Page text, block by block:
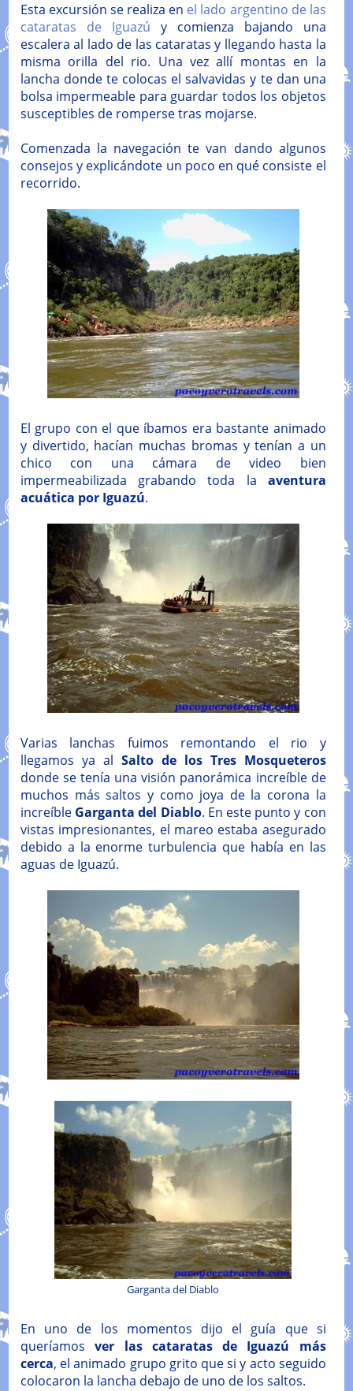
Esta excursión se realiza en el lado argentino de las
cataratas de Iguazú y comienza bajando una
escalera al lado de las cataratas y llegando hasta la
misma orilla del rio. Una vez allí montas en la
lancha donde te colocas el salvavidas y te dan una
bolsa impermeable para guardar todos los objetos
susceptibles de romperse tras mojarse.
Comenzada la navegación te van dando algunos
consejos y explicándote un poco en qué consiste el
recorrido.
El grupo con el que íbamos era bastante animado
y divertido, hacían muchas bromas y tenían a un
chico con una cámara de video bien
impermeabilizada grabando toda la aventura
acuática por Iguazú.
Varias lanchas fuimos remontando el rio y
llegamos ya al Salto de los Tres Mosqueteros
donde se tenía una visión panorámica increíble de
muchos más saltos y como joya de la corona la
increíble Garganta del Diablo. En este punto y con
vistas impresionantes, el mareo estaba asegurado
debido a la enorme turbulencia que había en las
aguas de Iguazú.
Garganta del Diablo
En uno de los momentos dijo el guía que si
queríamosver las cataratas de Iguazú más
cerca, el animado grupo grito que si y acto seguido
colocaron la lancha debajo de uno de los saltos.